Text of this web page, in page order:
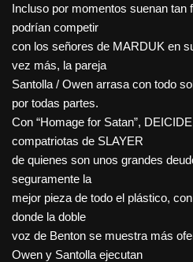
Incluso por momentos suenan tan
podrían competir
con los señores de MARDUK en
vez más, la pareja
Santolla / Owen arrasa con todo
por todas partes.
Con “Homage for Satan”,
compatriotas de SLAYER
de quienes son unos grandes
seguramente la
mejor pieza de todo el plástico,
donde la doble
voz de Benton se muestra más
Owen y Santolla ejecutan